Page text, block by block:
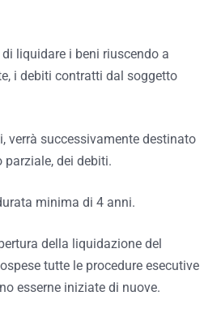
liquidare i beni riuscendo a
i debiti contratti dal soggetto
verrà successivamente destinato
dei debiti.
minima di 4 anni.
della liquidazione del
tutte le procedure esecutive
esserne iniziate di nuove.